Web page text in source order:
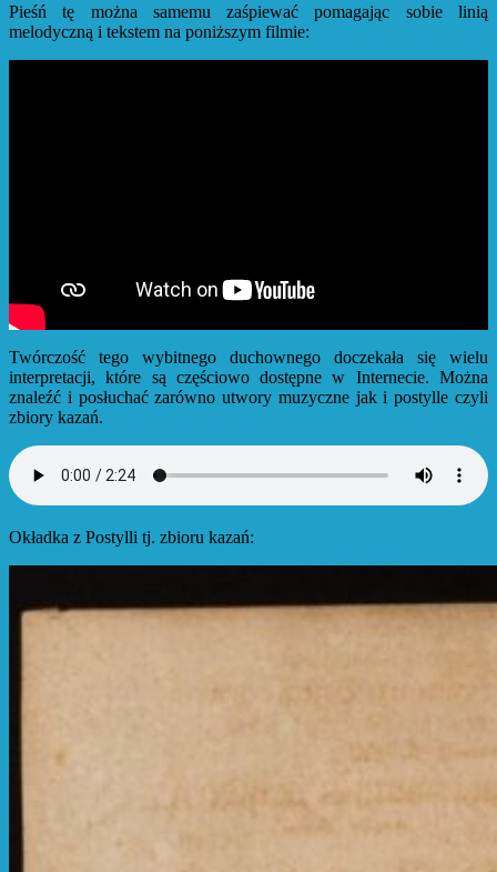
Pieśń tę można samemu zaśpiewać pomagając sobie linią
melodyczną i tekstem na poniższym filmie:
Twórczość tego wybitnego duchownego doczekała się wielu
interpretacji, które są częściowo dostępne w Internecie. Można
znaleźć i posłuchać zarówno utwory muzyczne jak i postylle czyli
zbiory kazań.
Okładka z Postylli tj. zbioru kazań: